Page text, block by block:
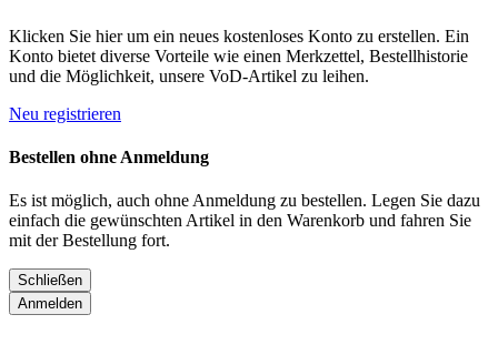
Klicken Sie hier um ein neues kostenloses Konto zu erstellen. Ein
Konto bietet diverse Vorteile wie einen Merkzettel, Bestellhistorie
und die Möglichkeit, unsere VoD-Artikel zu leihen.
Neu registrieren
Bestellen ohne Anmeldung
Es ist möglich, auch ohne Anmeldung zu bestellen. Legen Sie dazu
einfach die gewünschten Artikel in den Warenkorb und fahren Sie
mit der Bestellung fort.
Schließen
Anmelden